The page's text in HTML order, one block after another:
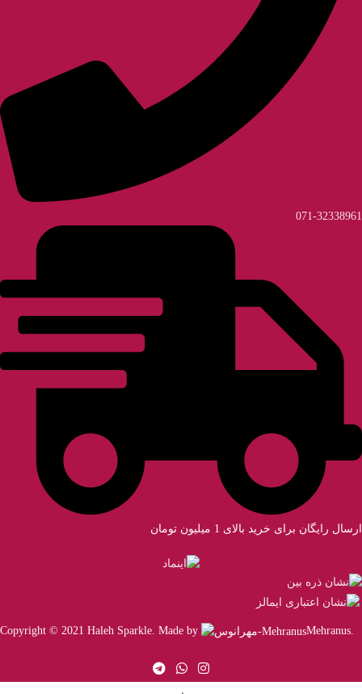
071-32338961
ارسال رایگان برای خرید بالای 1 میلیون تومان
Copyright © 2021 Haleh Sparkle. Made by Mehranus